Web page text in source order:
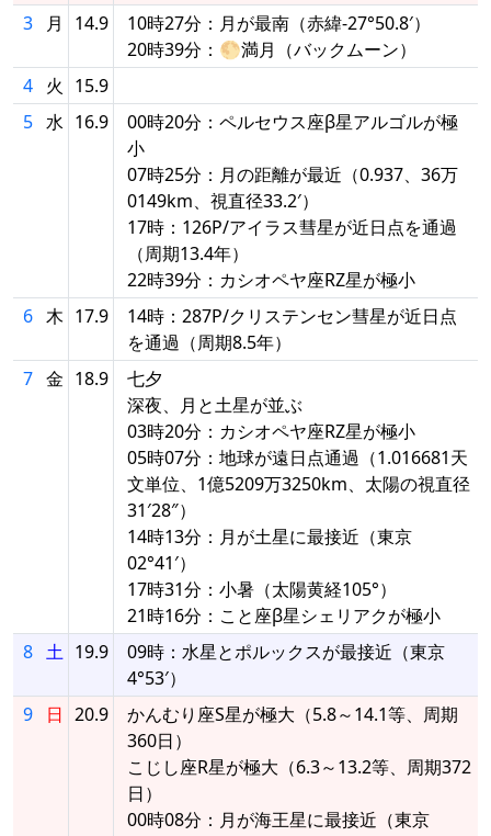
3
月 14.9
10時27分：月が最南（赤緯-27°50.8′）
20時39分：🌕満月（バックムーン）
4
火 15.9
5 水 16.9
00時20分：ペルセウス座β星アルゴルが極
小
07時25分：月の距離が最近（0.937、36万
0149km、視直径33.2′）
17時：126P/アイラス彗星が近日点を通過
（周期13.4年）
22時39分：カシオペヤ座RZ星が極小
6 木 17.9
14時：287P/クリステンセン彗星が近日点
を通過（周期8.5年）
7 金 18.9
七夕
深夜、月と土星が並ぶ
03時20分：カシオペヤ座RZ星が極小
05時07分：地球が遠日点通過（1.016681天
文単位、1億5209万3250km、太陽の視直径
31′28″）
14時13分：月が土星に最接近（東京
02°41′）
17時31分：小暑（太陽黄経105°）
21時16分：こと座β星シェリアクが極小
8 土 19.9
09時：水星とポルックスが最接近（東京
4°53′）
9
日 20.9
かんむり座S星が極大（5.8～14.1等、周期
360日）
こじし座R星が極大（6.3～13.2等、周期372
日）
00時08分：月が海王星に最接近（東京